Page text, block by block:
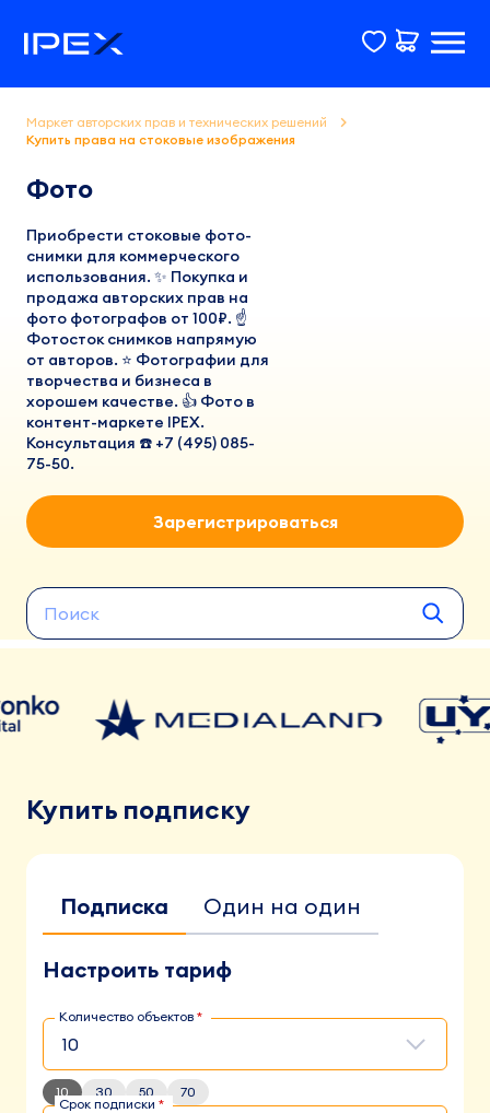
Маркет авторских прав и технических решений
Купить права на стоковые изображения
Фото
Приобрести стоковые фото-
снимки для коммерческого
использования. ✨ Покупка и
продажа авторских прав на
фото фотографов от 100₽. ☝
Фотосток снимков напрямую
от авторов. ⭐ Фотографии для
творчества и бизнеса в
хорошем качестве. 👍 Фото в
контент-маркете IPEX.
Консультация ☎️ +7 (495) 085-
75-50.
Зарегистрироваться
Купить подписку
Подписка Один на один
Настроить тариф
Количество объектов
10 30 50 70
Срок подписки